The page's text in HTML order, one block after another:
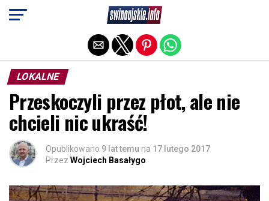
LOKALNE
Przeskoczyli przez płot, ale nie
chcieli nic ukraść!
Opublikowano 9 lat temu na 17 lutego 2017
Przez Wojciech Basałygo
Exit mobile version